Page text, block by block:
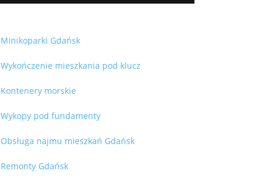
Minikoparki Gdańsk
Wykończenie mieszkania pod klucz
Kontenery morskie
Wykopy pod fundamenty
Obsługa najmu mieszkań Gdańsk
Remonty Gdańsk